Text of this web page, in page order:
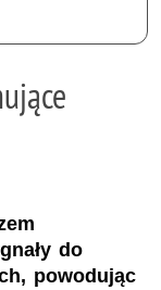
do
powodując